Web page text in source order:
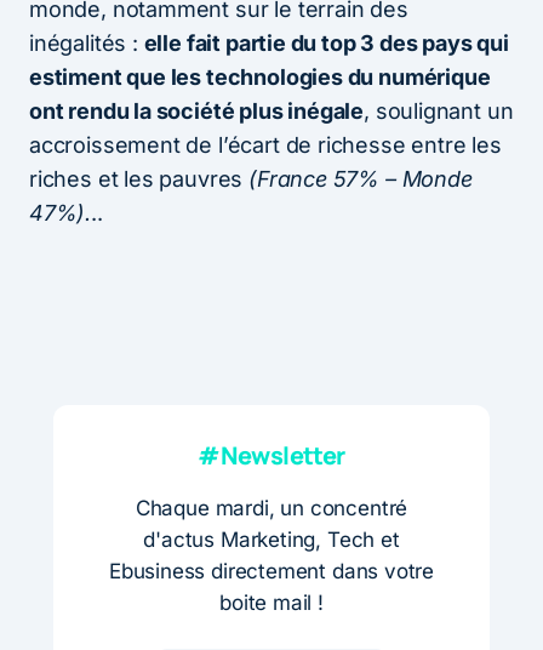
monde, notamment sur le terrain des
inégalités : elle fait partie du top 3 des pays qui
estiment que les technologies du numérique
ont rendu la société plus inégale, soulignant un
accroissement de l’écart de richesse entre les
riches et les pauvres (France 57% – Monde
47%)...
#Newsletter
Chaque mardi, un concentré
d'actus Marketing, Tech et
Ebusiness directement dans votre
boite mail !